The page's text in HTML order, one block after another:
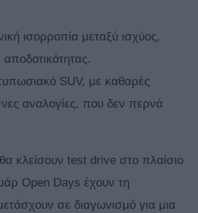
ισορροπία μεταξύ ισχύος,
αποδοτικότητας.
SUV, με καθαρές
αναλογίες, που δεν περνά
κλείσουν test drive στο πλαίσιο
Open Days έχουν τη
σε διαγωνισμό για μια